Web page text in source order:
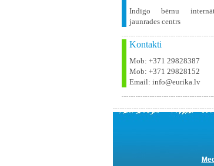
Indīgo bērnu
jaunrades centrs
Kontakti
Mob: +371 29828387
Mob: +371 29828152
Email: info@eurika.lv